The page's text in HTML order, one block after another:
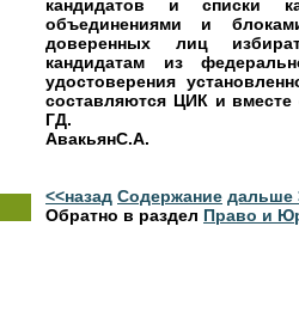
кандидатов и списки
объединениями и
доверенных лиц
кандидатам из
удостоверения
составляются ЦИК и
ГД.
АвакьянС.А.
<<назад Содержание дальше
Обратно в раздел Право и